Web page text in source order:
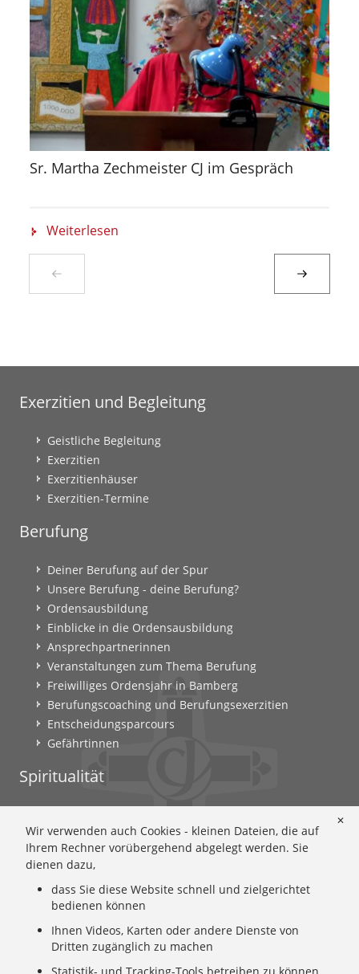
Sr. Martha Zechmeister CJ im Gespräch
Weiterlesen
Exerzitien und Begleitung
Geistliche Begleitung
Exerzitien
Exerzitienhäuser
Exerzitien-Termine
Berufung
Deiner Berufung auf der Spur
Unsere Berufung - deine Berufung?
Ordensausbildung
Einblicke in die Ordensausbildung
Ansprechpartnerinnen
Veranstaltungen zum Thema Berufung
Freiwilliges Ordensjahr in Bamberg
Berufungscoaching und Berufungsexerzitien
Entscheidungsparcours
Gefährtinnen
Spiritualität
Ignatianisch beten: Wie geht das? Eine Anleitung
Ignatianisch und weiblich: Mary Wards Spiritualität
Mary-Ward: Geschichte und Texte im Überblick
Mary Ward 400: Mary Wards erster Weg nach Rom
Spirituelle Impulse
Zeitschrift: Spiritualität konkret
Gemeinschaft
✕
Wir verwenden auch Cookies - kleinen Dateien, die auf
Ihrem Rechner vorübergehend abgelegt werden. Sie
dienen dazu,
dass Sie diese Website schnell und zielgerichtet
bedienen können
Ihnen Videos, Karten oder andere Dienste von
Dritten zugänglich zu machen